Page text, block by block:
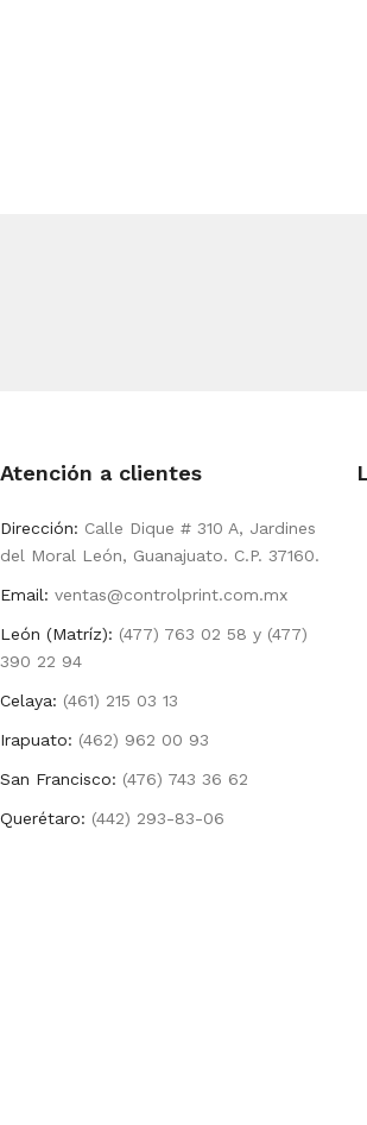
Atención a clientes
Dirección: Calle Dique # 310 A, Jardines
del Moral León, Guanajuato. C.P. 37160.
Email: ventas@controlprint.com.mx
León (Matríz): (477) 763 02 58 y (477)
390 22 94
Celaya: (461) 215 03 13
Irapuato: (462) 962 00 93
San Francisco: (476) 743 36 62
Querétaro: (442) 293-83-06